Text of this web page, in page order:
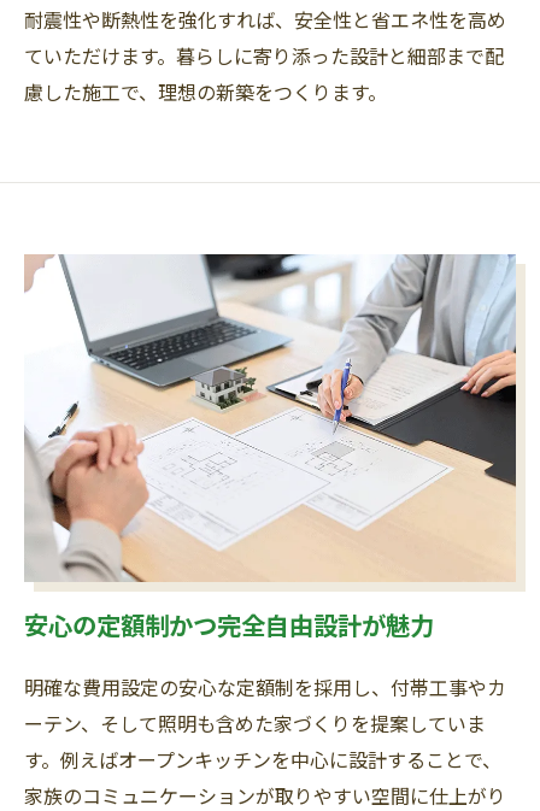
耐震性や断熱性を強化すれば、安全性と省エネ性を高め
ていただけます。暮らしに寄り添った設計と細部まで配
慮した施工で、理想の新築をつくります。
安心の定額制かつ完全自由設計が魅力
明確な費用設定の安心な定額制を採用し、付帯工事やカ
ーテン、そして照明も含めた家づくりを提案していま
す。例えばオープンキッチンを中心に設計することで、
家族のコミュニケーションが取りやすい空間に仕上がり